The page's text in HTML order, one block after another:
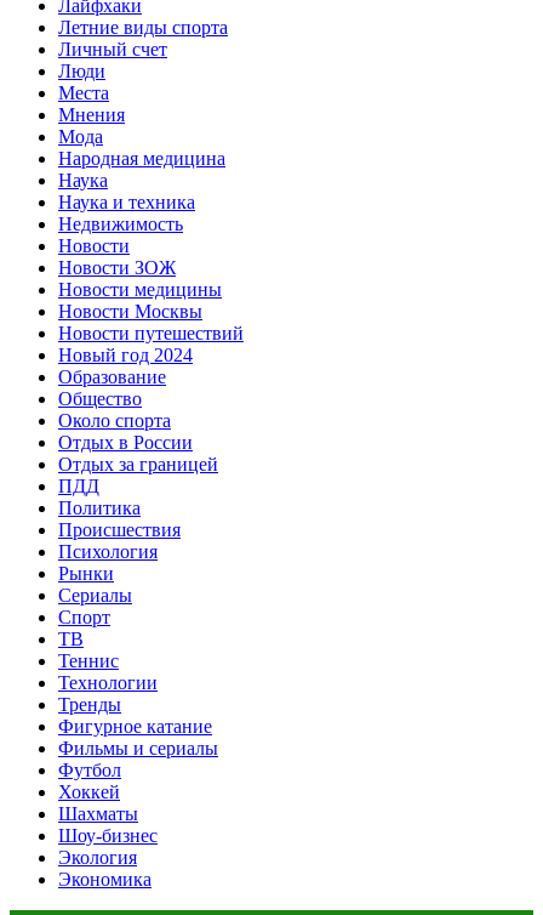
Лайфхаки
Летние виды спорта
Личный счет
Люди
Места
Мнения
Мода
Народная медицина
Наука
Наука и техника
Недвижимость
Новости
Новости ЗОЖ
Новости медицины
Новости Москвы
Новости путешествий
Новый год 2024
Образование
Общество
Около спорта
Отдых в России
Отдых за границей
ПДД
Политика
Происшествия
Психология
Рынки
Сериалы
Спорт
ТВ
Теннис
Технологии
Тренды
Фигурное катание
Фильмы и сериалы
Футбол
Хоккей
Шахматы
Шоу-бизнес
Экология
Экономика